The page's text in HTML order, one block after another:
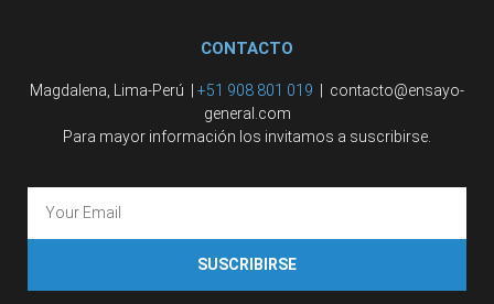
CONTACTO
Magdalena, Lima-Perú | +51 908 801 019
| contacto@ensayo-
general.com
Para mayor información los invitamos a suscribirse.
SUSCRIBIRSE